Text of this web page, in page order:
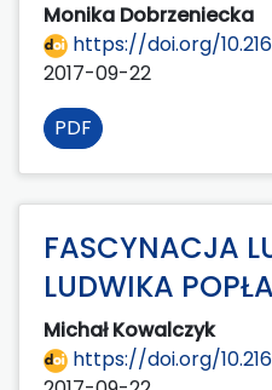
Monika Dobrzeniecka
https://doi.org/
2017-09-22
PDF
FASCYNACJA
LUDWIKA
Michał Kowalczyk
https://doi.org/